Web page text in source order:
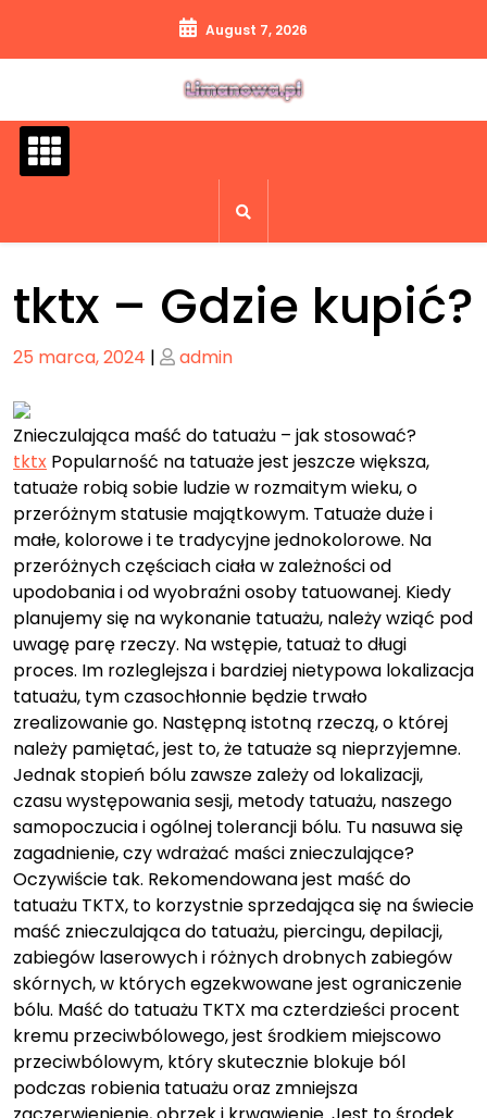
content
August 7, 2026
tktx – Gdzie kupić?
Posted
25 marca, 2024 | Posted
admin
Znieczulająca maść do tatuażu – jak stosować?
tktx Popularność na tatuaże jest jeszcze większa,
tatuaże robią sobie ludzie w rozmaitym wieku, o
przeróżnym statusie majątkowym. Tatuaże duże i
małe, kolorowe i te tradycyjne jednokolorowe. Na
przeróżnych częściach ciała w zależności od
upodobania i od wyobraźni osoby tatuowanej. Kiedy
planujemy się na wykonanie tatuażu, należy wziąć pod
uwagę parę rzeczy. Na wstępie, tatuaż to długi
proces. Im rozleglejsza i bardziej nietypowa lokalizacja
tatuażu, tym czasochłonnie będzie trwało
zrealizowanie go. Następną istotną rzeczą, o której
należy pamiętać, jest to, że tatuaże są nieprzyjemne.
Jednak stopień bólu zawsze zależy od lokalizacji,
czasu występowania sesji, metody tatuażu, naszego
samopoczucia i ogólnej tolerancji bólu. Tu nasuwa się
zagadnienie, czy wdrażać maści znieczulające?
Oczywiście tak. Rekomendowana jest maść do
tatuażu TKTX, to korzystnie sprzedająca się na świecie
maść znieczulająca do tatuażu, piercingu, depilacji,
zabiegów laserowych i różnych drobnych zabiegów
skórnych, w których egzekwowane jest ograniczenie
bólu. Maść do tatuażu TKTX ma czterdzieści procent
kremu przeciwbólowego, jest środkiem miejscowo
przeciwbólowym, który skutecznie blokuje ból
podczas robienia tatuażu oraz zmniejsza